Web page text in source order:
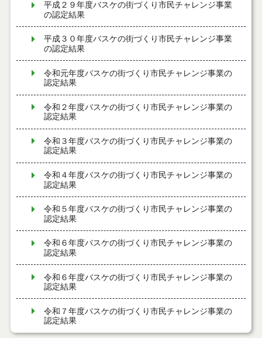
平成２９年度バスケの街づくり市民チャレンジ事業
の認定結果
平成３０年度バスケの街づくり市民チャレンジ事業
の認定結果
令和元年度バスケの街づくり市民チャレンジ事業の
認定結果
令和２年度バスケの街づくり市民チャレンジ事業の
認定結果
令和３年度バスケの街づくり市民チャレンジ事業の
認定結果
令和４年度バスケの街づくり市民チャレンジ事業の
認定結果
令和５年度バスケの街づくり市民チャレンジ事業の
認定結果
令和６年度バスケの街づくり市民チャレンジ事業の
認定結果
令和６年度バスケの街づくり市民チャレンジ事業の
認定結果
令和７年度バスケの街づくり市民チャレンジ事業の
認定結果